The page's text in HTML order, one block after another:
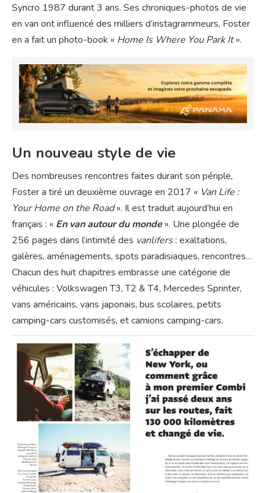
Syncro 1987 durant 3 ans. Ses chroniques-photos de vie
en van ont influencé des milliers d’instagrammeurs, Foster
en a fait un photo-book « Home Is Where You Park It».
Un nouveau style de vie
Des nombreuses rencontres faites durant son périple,
Foster a tiré un deuxième ouvrage en 2017 « Van Life :
Your Home on the Road». Il est traduit aujourd’hui en
français : « En van autour du monde». Une plongée de
256 pages dans l’intimité des vanlifers: exaltations,
galères, aménagements, spots paradisiaques, rencontres…
Chacun des huit chapitres embrasse une catégorie de
véhicules : Volkswagen T3, T2 & T4, Mercedes Sprinter,
vans américains, vans japonais, bus scolaires, petits
camping-cars customisés, et camions camping-cars.